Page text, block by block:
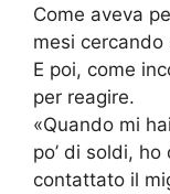
Come aveva
mesi
E poi, come
per reagire.
«Quando mi
po’ di soldi,
contattato il